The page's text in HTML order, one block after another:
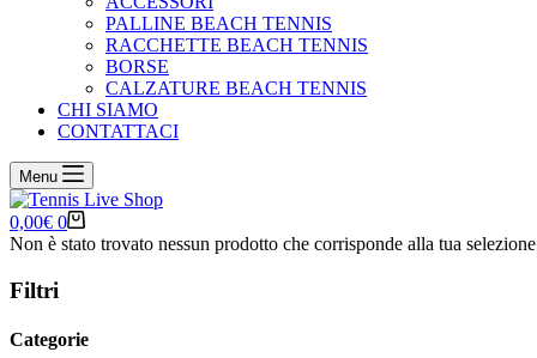
PALLINE BEACH TENNIS
RACCHETTE BEACH TENNIS
BORSE
CALZATURE BEACH TENNIS
CHI SIAMO
CONTATTACI
Menu
Carrello
0,00€ 0
Non è stato trovato nessun prodotto che corrisponde alla tua
Filtri
Categorie